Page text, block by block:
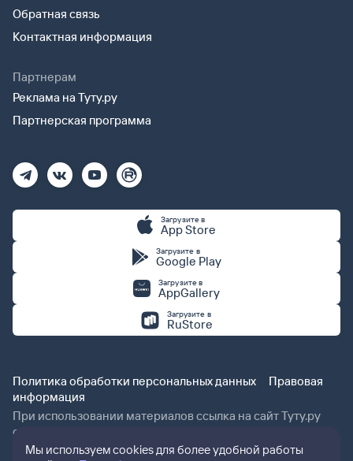
Обратная связь
Контактная информация
Партнерам
Реклама на Туту.ру
Партнерская программа
Загрузите в
App Store
Загрузите в
Google Play
Загрузите в
AppGallery
Загрузите в
RuStore
Политика обработки персональных данных
Правовая
информация
При использовании материалов ссылка на сайт Туту.ру
обязательна.
Мы используем cookies для более удобной работы